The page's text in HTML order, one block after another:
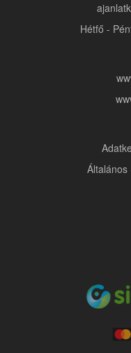
Hétfő -
Általános